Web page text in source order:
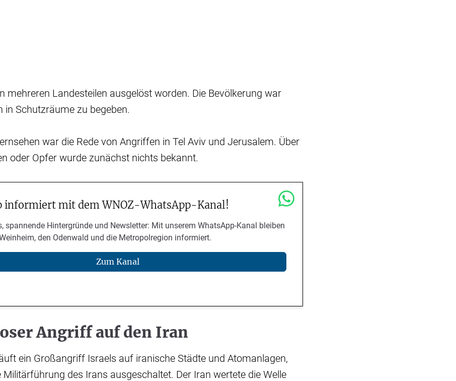
mehreren Landesteilen ausgelöst worden. Die Bevölkerung war
in Schutzräume zu begeben.
war die Rede von Angriffen in Tel Aviv und Jerusalem. Über
oder Opfer wurde zunächst nichts bekannt.
informiert mit dem WNOZ-WhatsApp-Kanal!
spannende Hintergründe und Newsletter: Mit unserem WhatsApp-Kanal bleiben
den Odenwald und die Metropolregion informiert.
Zum Kanal
Angriff auf den Iran
ein Großangriff Israels auf iranische Städte und Atomanlagen,
Militärführung des Irans ausgeschaltet. Der Iran wertete die Welle